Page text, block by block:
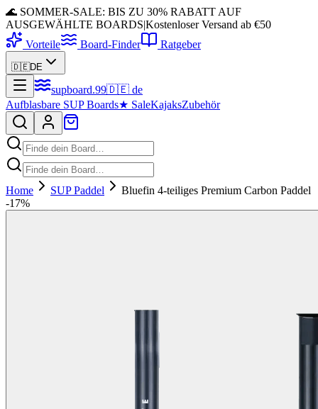
🌊 SOMMER-SALE: BIS ZU 30% RABATT AUF
AUSGEWÄHLTE BOARDS|Kostenloser Versand ab €50
Vorteile
Board-Finder Ratgeber
🇩🇪DE
supboard.99🇩🇪 de
Aufblasbare SUP Boards★ SaleKajaksZubehör
Home SUP Paddel
Bluefin 4-teiliges Premium Carbon Paddel
-17%